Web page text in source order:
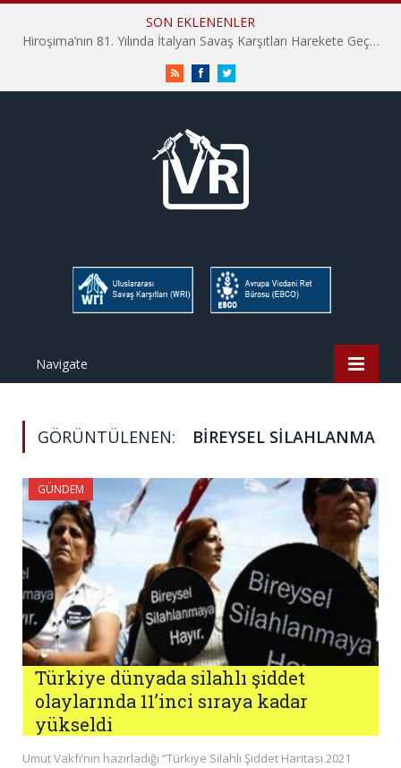
SON EKLENENLER
Hiroşima’nın 81. Yılında İtalyan Savaş Karşıtları Harekete Geçti: “Hatırlamak yeterli değil”
RSS FacebookTwitter
Navigate
GÖRÜNTÜLENEN: BIREYSEL SILAHLANMA
GÜNDEM
Türkiye dünyada silahlı şiddet
olaylarında 11’inci sıraya kadar
yükseldi
Umut Vakfı’nın hazırladığı “Türkiye Silahlı Şiddet Haritası 2021